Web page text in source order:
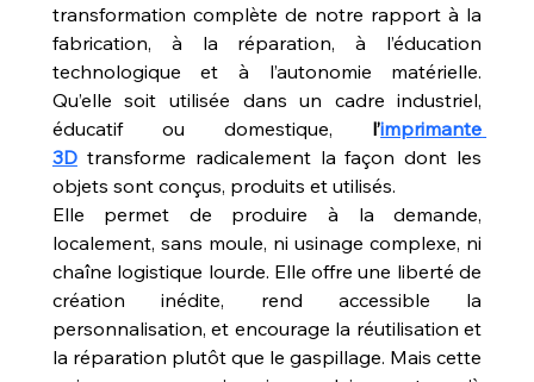
transformation complète de notre rapport à la
fabrication, à la réparation, à l’éducation
technologique et à l’autonomie matérielle.
Qu’elle soit utilisée dans un cadre industriel,
éducatif ou domestique, l’imprimante
3D transforme radicalement la façon dont les
objets sont conçus, produits et utilisés.
Elle permet de produire à la demande,
localement, sans moule, ni usinage complexe, ni
chaîne logistique lourde. Elle offre une liberté de
création inédite, rend accessible la
personnalisation, et encourage la réutilisation et
la réparation plutôt que le gaspillage. Mais cette